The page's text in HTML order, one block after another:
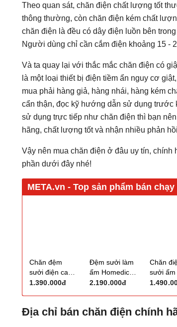
Theo quan sát, chăn điện chất lượng tốt
thông thường, còn chăn điện kém chất
chăn điện là đều có dây điện luồn bên
Người dùng chỉ cần cắm điện khoảng 15 -
Và ta quay lại với thắc mắc chăn điện có
là một loại thiết bị điện tiềm ẩn nguy cơ
mua phải hàng giả, hàng nhái, hàng kém
cẩn thận, đọc kỹ hướng dẫn sử dụng
sử dụng trực tiếp như chăn điện thì bạn
hãng, chất lượng tốt và nhận nhiều phản
Vậy nên mua chăn điện ở đâu uy tín, chính
phần dưới đây nhé!
Chăn đệm
sưởi điện cao
cấp SANG A
303
1.390.000đ
Đệm sưởi làm
ấm Homedics
HP-
2.190.000đ
Chăn
sưởi ấm
nước
Địa chỉ bán chăn điện chính